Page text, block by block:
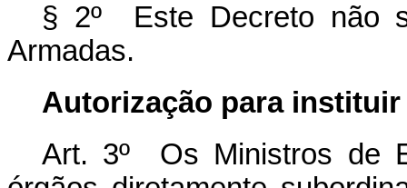
§ 2º Este Decreto não
Armadas.
Autorização para instituir
Art. 3º Os Ministros de